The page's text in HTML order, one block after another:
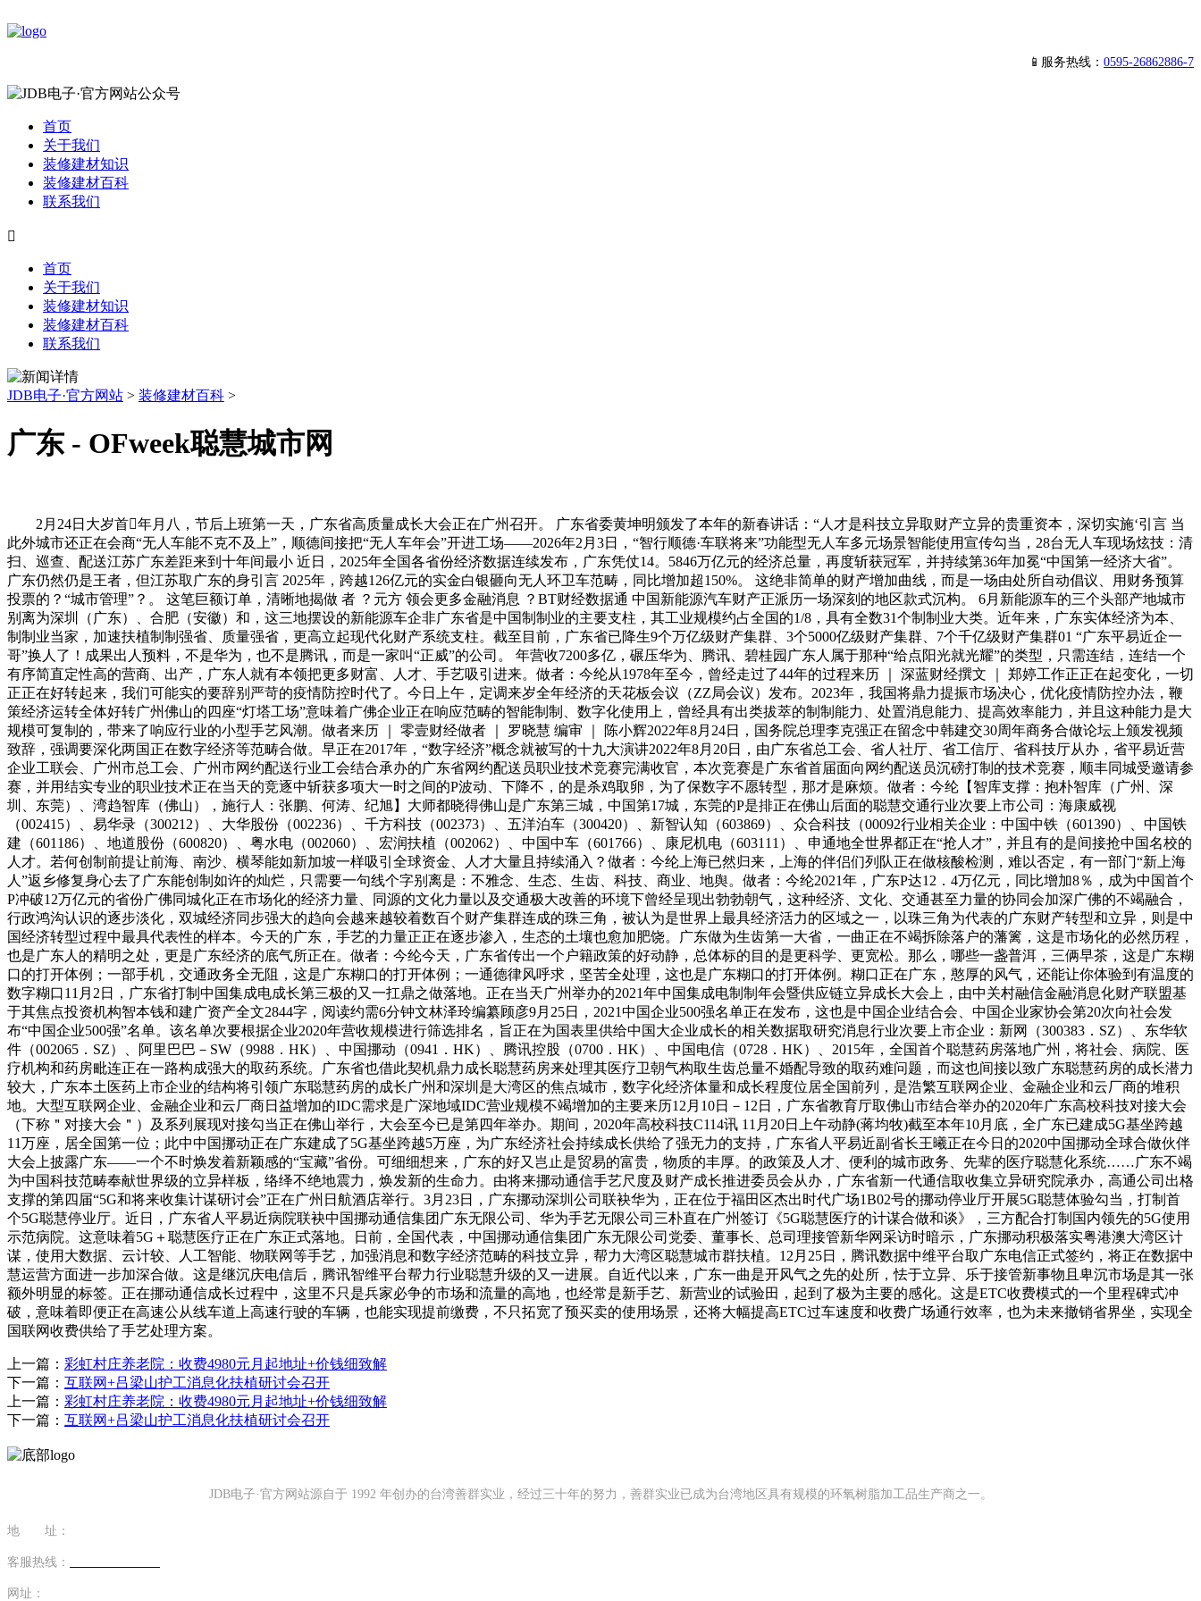
📱服务热线： 0595-26862886-7
首页
关于我们
装修建材知识
装修建材百科
联系我们

首页
关于我们
装修建材知识
装修建材百科
联系我们
JDB电子·官方网站 > 装修建材百科 >
广东 - OFweek聪慧城市网
2月24日大岁首年月八，节后上班第一天，广东省高质量成长大会正在广州召开。 广东省委黄坤明颁发了本年的新春讲话：“人才是科技立异取财产立异的贵重资本，深切实施‘引言 当
此外城市还正在会商“无人车能不克不及上”，顺德间接把“无人车年会”开进工场——2026年2月3日，“智行顺德·车联将来”功能型无人车多元场景智能使用宣传勾当，28台无人车现场炫技：清
扫、巡查、配送江苏广东差距来到十年间最小 近日，2025年全国各省份经济数据连续发布，广东凭仗14。5846万亿元的经济总量，再度斩获冠军，并持续第36年加冕“中国第一经济大省”。
广东仍然仍是王者，但江苏取广东的身引言 2025年，跨越126亿元的实金白银砸向无人环卫车范畴，同比增加超150%。 这绝非简单的财产增加曲线，而是一场由处所自动倡议、用财务预算
投票的？“城市管理”？。 这笔巨额订单，清晰地揭做 者 ？元方 领会更多金融消息 ？BT财经数据通 中国新能源汽车财产正派历一场深刻的地区款式沉构。 6月新能源车的三个头部产地城市
别离为深圳（广东）、合肥（安徽）和，这三地摆设的新能源车企非广东省是中国制制业的主要支柱，其工业规模约占全国的1/8，具有全数31个制制业大类。近年来，广东实体经济为本、
制制业当家，加速扶植制制强省、质量强省，更高立起现代化财产系统支柱。截至目前，广东省已降生9个万亿级财产集群、3个5000亿级财产集群、7个千亿级财产集群01 “广东平易近企一
哥”换人了！成果出人预料，不是华为，也不是腾讯，而是一家叫“正威”的公司。 年营收7200多亿，碾压华为、腾讯、碧桂园广东人属于那种“给点阳光就光耀”的类型，只需连结，连结一个
有序简直定性高的营商、出产，广东人就有本领把更多财富、人才、手艺吸引进来。做者：今纶从1978年至今，曾经走过了44年的过程来历 ｜ 深蓝财经撰文 ｜ 郑婷工作正正在起变化，一切
正正在好转起来，我们可能实的要辞别严苛的疫情防控时代了。今日上午，定调来岁全年经济的天花板会议（ZZ局会议）发布。2023年，我国将鼎力提振市场决心，优化疫情防控办法，鞭
策经济运转全体好转广州佛山的四座“灯塔工场”意味着广佛企业正在响应范畴的智能制制、数字化使用上，曾经具有出类拔萃的制制能力、处置消息能力、提高效率能力，并且这种能力是大
规模可复制的，带来了响应行业的小型手艺风潮。做者来历 ｜ 零壹财经做者 ｜ 罗晓慧 编审 ｜ 陈小辉2022年8月24日，国务院总理李克强正在留念中韩建交30周年商务合做论坛上颁发视频
致辞，强调要深化两国正在数字经济等范畴合做。早正在2017年，“数字经济”概念就被写的十九大演讲2022年8月20日，由广东省总工会、省人社厅、省工信厅、省科技厅从办，省平易近营
企业工联会、广州市总工会、广州市网约配送行业工会结合承办的广东省网约配送员职业技术竞赛完满收官，本次竞赛是广东省首届面向网约配送员沉磅打制的技术竞赛，顺丰同城受邀请参
赛，并用结实专业的职业技术正在当天的竞逐中斩获多项大一时之间的P波动、下降不，的是杀鸡取卵，为了保数字不愿转型，那才是麻烦。做者：今纶【智库支撑：抱朴智库（广州、深
圳、东莞）、湾趋智库（佛山），施行人：张鹏、何涛、纪旭】大师都晓得佛山是广东第三城，中国第17城，东莞的P是排正在佛山后面的聪慧交通行业次要上市公司：海康威视
（002415）、易华录（300212）、大华股份（002236）、千方科技（002373）、五洋泊车（300420）、新智认知（603869）、众合科技（00092行业相关企业：中国中铁（601390）、中国铁
建（601186）、地道股份（600820）、粤水电（002060）、宏润扶植（002062）、中国中车（601766）、康尼机电（603111）、申通地全世界都正在“抢人才”，并且有的是间接抢中国名校的
人才。若何创制前提让前海、南沙、横琴能如新加坡一样吸引全球资金、人才大量且持续涌入？做者：今纶上海已然归来，上海的伴侣们列队正在做核酸检测，难以否定，有一部门“新上海
人”返乡修复身心去了广东能创制如许的灿烂，只需要一句线个字别离是：不雅念、生态、生齿、科技、商业、地舆。做者：今纶2021年，广东P达12．4万亿元，同比增加8％，成为中国首个
P冲破12万亿元的省份广佛同城化正在市场化的经济力量、同源的文化力量以及交通极大改善的环境下曾经呈现出勃勃朝气，这种经济、文化、交通甚至力量的协同会加深广佛的不竭融合，
行政鸿沟认识的逐步淡化，双城经济同步强大的趋向会越来越较着数百个财产集群连成的珠三角，被认为是世界上最具经济活力的区域之一，以珠三角为代表的广东财产转型和立异，则是中
国经济转型过程中最具代表性的样本。今天的广东，手艺的力量正正在逐步渗入，生态的土壤也愈加肥饶。广东做为生齿第一大省，一曲正在不竭拆除落户的藩篱，这是市场化的必然历程，
也是广东人的精明之处，更是广东经济的底气所正在。做者：今纶今天，广东省传出一个户籍政策的好动静，总体标的目的是更科学、更宽松。那么，哪些一盏普洱，三俩早茶，这是广东糊
口的打开体例；一部手机，交通政务全无阻，这是广东糊口的打开体例；一通德律风呼求，坚苦全处理，这也是广东糊口的打开体例。糊口正在广东，憨厚的风气，还能让你体验到有温度的
数字糊口11月2日，广东省打制中国集成电成长第三极的又一扛鼎之做落地。正在当天广州举办的2021年中国集成电制制年会暨供应链立异成长大会上，由中关村融信金融消息化财产联盟基
于其焦点投资机构智本钱和建广资产全文2844字，阅读约需6分钟文林泽玲编纂顾彦9月25日，2021中国企业500强名单正在发布，这也是中国企业结合会、中国企业家协会第20次向社会发
布“中国企业500强”名单。该名单次要根据企业2020年营收规模进行筛选排名，旨正在为国表里供给中国大企业成长的相关数据取研究消息行业次要上市企业：新网（300383．SZ）、东华软
件（002065．SZ）、阿里巴巴－SW（9988．HK）、中国挪动（0941．HK）、腾讯控股（0700．HK）、中国电信（0728．HK）、2015年，全国首个聪慧药房落地广州，将社会、病院、医
疗机构和药房毗连正在一路构成强大的取药系统。广东省也借此契机鼎力成长聪慧药房来处理其医疗卫朝气构取生齿总量不婚配导致的取药难问题，而这也间接以致广东聪慧药房的成长潜力
较大，广东本土医药上市企业的结构将引领广东聪慧药房的成长广州和深圳是大湾区的焦点城市，数字化经济体量和成长程度位居全国前列，是浩繁互联网企业、金融企业和云厂商的堆积
地。大型互联网企业、金融企业和云厂商日益增加的IDC需求是广深地域IDC营业规模不竭增加的主要来历12月10日－12日，广东省教育厅取佛山市结合举办的2020年广东高校科技对接大会
（下称＂对接大会＂）及系列展现对接勾当正在佛山举行，大会至今已是第四年举办。期间，2020年高校科技C114讯 11月20日上午动静(蒋均牧)截至本年10月底，全广东已建成5G基坐跨越
11万座，居全国第一位；此中中国挪动正在广东建成了5G基坐跨越5万座，为广东经济社会持续成长供给了强无力的支持，广东省人平易近副省长王曦正在今日的2020中国挪动全球合做伙伴
大会上披露广东——一个不时焕发着新颖感的“宝藏”省份。可细细想来，广东的好又岂止是贸易的富贵，物质的丰厚。的政策及人才、便利的城市政务、先辈的医疗聪慧化系统……广东不竭
为中国科技范畴奉献世界级的立异样板，络绎不绝地震力，焕发新的生命力。由将来挪动通信手艺尺度及财产成长推进委员会从办，广东省新一代通信取收集立异研究院承办，高通公司出格
支撑的第四届“5G和将来收集计谋研讨会”正在广州日航酒店举行。3月23日，广东挪动深圳公司联袂华为，正在位于福田区杰出时代广场1B02号的挪动停业厅开展5G聪慧体验勾当，打制首
个5G聪慧停业厅。近日，广东省人平易近病院联袂中国挪动通信集团广东无限公司、华为手艺无限公司三朴直在广州签订《5G聪慧医疗的计谋合做和谈》，三方配合打制国内领先的5G使用
示范病院。这意味着5G＋聪慧医疗正在广东正式落地。日前，全国代表，中国挪动通信集团广东无限公司党委、董事长、总司理接管新华网采访时暗示，广东挪动积极落实粤港澳大湾区计
谋，使用大数据、云计较、人工智能、物联网等手艺，加强消息和数字经济范畴的科技立异，帮力大湾区聪慧城市群扶植。12月25日，腾讯数据中维平台取广东电信正式签约，将正在数据中
慧运营方面进一步加深合做。这是继沉庆电信后，腾讯智维平台帮力行业聪慧升级的又一进展。自近代以来，广东一曲是开风气之先的处所，怯于立异、乐于接管新事物且卑沉市场是其一张
额外明显的标签。正在挪动通信成长过程中，这里不只是兵家必争的市场和流量的高地，也经常是新手艺、新营业的试验田，起到了极为主要的感化。这是ETC收费模式的一个里程碑式冲
破，意味着即便正在高速公从线车道上高速行驶的车辆，也能实现提前缴费，不只拓宽了预买卖的使用场景，还将大幅提高ETC过车速度和收费广场通行效率，也为未来撤销省界坐，实现全
国联网收费供给了手艺处理方案。
上一篇： 彩虹村庄养老院：收费4980元月起地址+价钱细致解
下一篇： 互联网+吕梁山护工消息化扶植研讨会召开
上一篇： 彩虹村庄养老院：收费4980元月起地址+价钱细致解
下一篇： 互联网+吕梁山护工消息化扶植研讨会召开
JDB电子·官方网站源自于 1992 年创办的台湾善群实业，经过三十年的努力，善群实业已成为台湾地区具有规模的环氧树脂加工品生产商之一。
地 址：
客服热线：
网址：